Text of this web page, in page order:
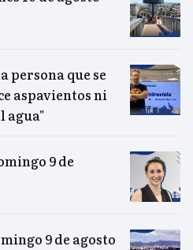
persona que se
aspavientos ni
agua"
9 de
9 de agosto